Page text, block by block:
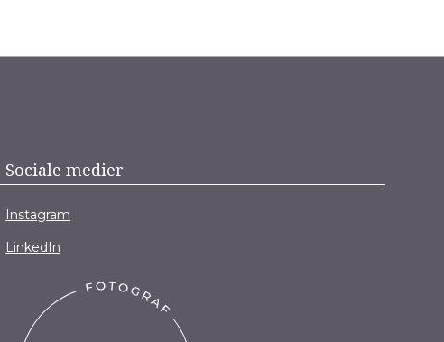
Sociale medier
Instagram
LinkedIn